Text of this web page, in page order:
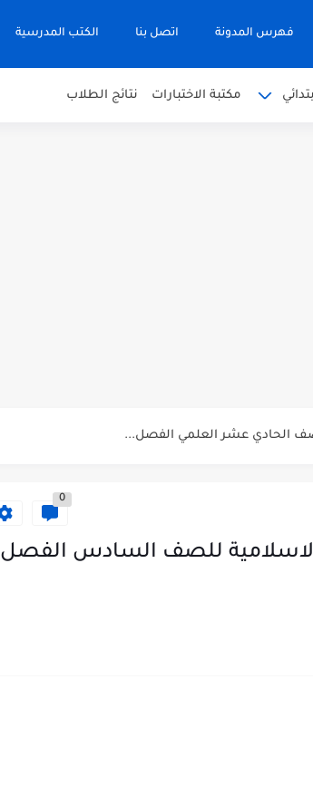
فهرس المدونة اتصل بنا الكتب المدرسية
مكتبة الاختبارات نتائج الطلاب
عشر العلمي الفصل الاول...
0
الاسلامية للصف السادس الفصل